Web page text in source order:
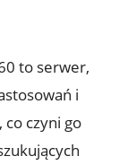
to serwer,
i
czyni go